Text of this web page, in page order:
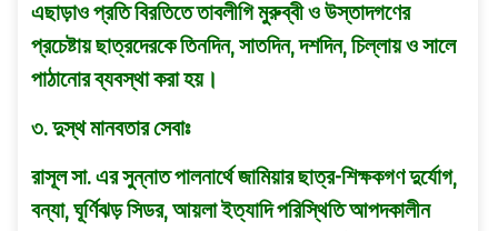
এছাড়াও প্রতি বিরতিতে তাবলীগি মুরুব্বী ও উস্তাদগণের
প্রচেষ্টায় ছাত্রদেরকে তিনদিন, সাতদিন, দশদিন, চিল্লায় ও সালে
পাঠানাের ব্যবস্থা করা হয়।
৩. দুস্থ মানবতার সেবাঃ
রাসূল সা. এর সুন্নাত পালনার্থে জামিয়ার ছাত্র-শিক্ষকগণ দুর্যোগ,
বন্যা, ঘূর্ণিঝড় সিডর, আয়লা ইত্যাদি পরিস্থিতি আপদকালীন